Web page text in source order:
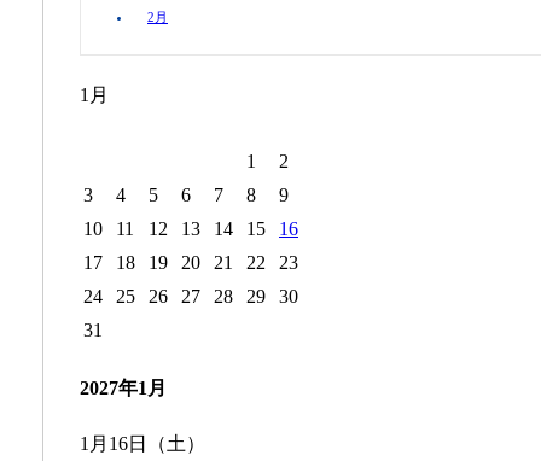
2月
1月
1
2
3
4 5 6 7 8
9
10
11 12 13 14 15
16
17
18 19 20 21 22
23
24
25 26 27 28 29
30
31
2027年1月
1月16日（土）